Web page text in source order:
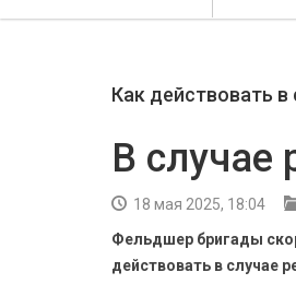
Как действовать
В случае
18 мая 2025, 18:04
Фельдшер бригады
действовать в случае